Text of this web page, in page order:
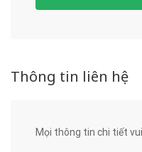
Thông tin liên hệ
Mọi thông tin chi tiết